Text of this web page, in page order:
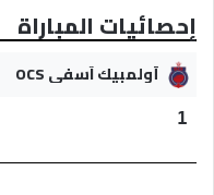
إحصائيات المباراة
أولمبيك آسفي OCS
1